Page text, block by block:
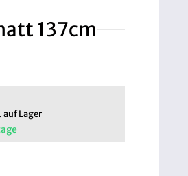
137cm
auf Lager